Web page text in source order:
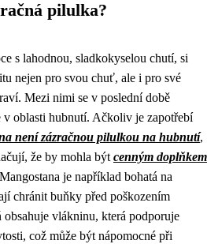
pilulka?
s lahodnou, sladkokyselou chutí, si
nejen pro svou chuť, ale i pro své
Mezi nimi se v poslední době
v oblasti hubnutí. Ačkoliv je zapotřebí
není zázračnou pilulkou na hubnutí,
že by mohla být cenným doplňkem
je například bohatá na
chránit buňky před poškozením
vlákninu, která podporuje
což může být nápomocné při